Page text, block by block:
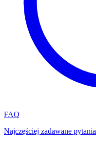
FAQ
Najczęściej zadawane pytania